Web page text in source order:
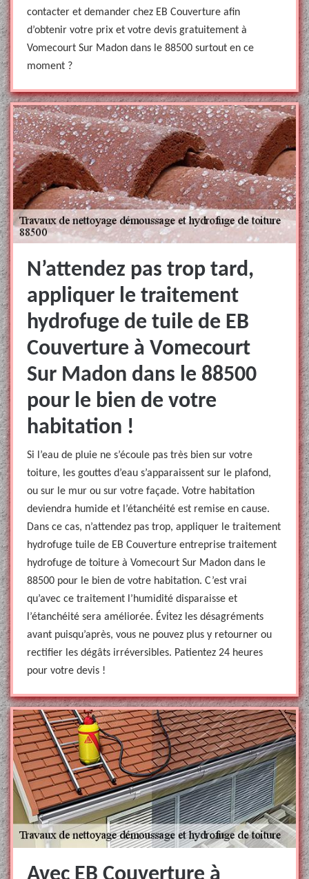
contacter et demander chez EB Couverture afin
d’obtenir votre prix et votre devis gratuitement à
Vomecourt Sur Madon dans le 88500 surtout en ce
moment ?
N’attendez pas trop tard,
appliquer le traitement
hydrofuge de tuile de EB
Couverture à Vomecourt
Sur Madon dans le 88500
pour le bien de votre
habitation !
Si l’eau de pluie ne s’écoule pas très bien sur votre
toiture, les gouttes d’eau s’apparaissent sur le plafond,
ou sur le mur ou sur votre façade. Votre habitation
deviendra humide et l’étanchéité est remise en cause.
Dans ce cas, n’attendez pas trop, appliquer le traitement
hydrofuge tuile de EB Couverture entreprise traitement
hydrofuge de toiture à Vomecourt Sur Madon dans le
88500 pour le bien de votre habitation. C’est vrai
qu’avec ce traitement l’humidité disparaisse et
l’étanchéité sera améliorée. Évitez les désagréments
avant puisqu’après, vous ne pouvez plus y retourner ou
rectifier les dégâts irréversibles. Patientez 24 heures
pour votre devis !